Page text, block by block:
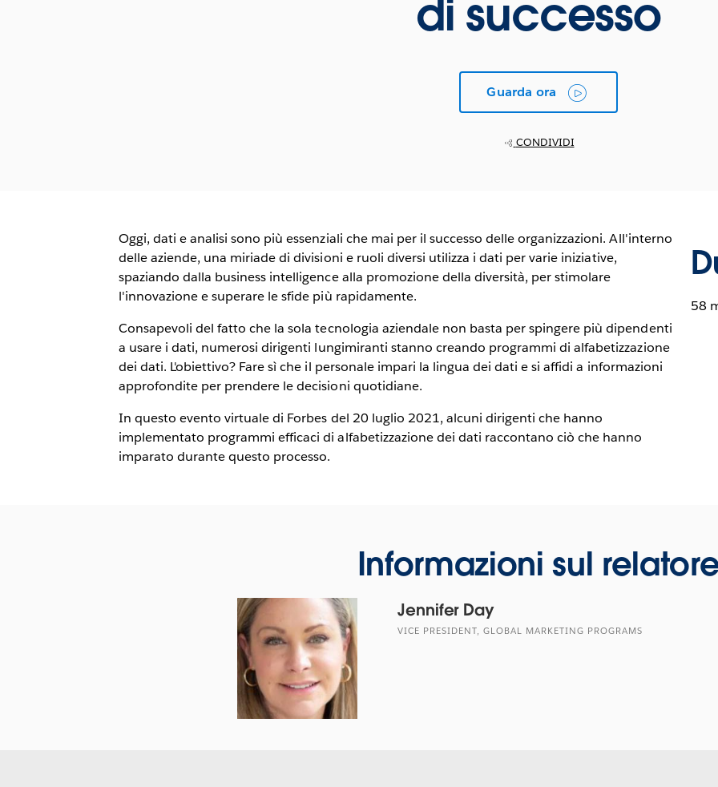
di successo
Guarda ora
CONDIVIDI
Oggi, dati e analisi sono più essenziali che mai per il successo delle organizzazioni. All'interno
delle aziende, una miriade di divisioni e ruoli diversi utilizza i dati per varie iniziative,
spaziando dalla business intelligence alla promozione della diversità, per stimolare
l'innovazione e superare le sfide più rapidamente.
Consapevoli del fatto che la sola tecnologia aziendale non basta per spingere più dipendenti
a usare i dati, numerosi dirigenti lungimiranti stanno creando programmi di alfabetizzazione
dei dati. L'obiettivo? Fare sì che il personale impari la lingua dei dati e si affidi a informazioni
approfondite per prendere le decisioni quotidiane.
In questo evento virtuale di Forbes del 20 luglio 2021, alcuni dirigenti che hanno
implementato programmi efficaci di alfabetizzazione dei dati raccontano ciò che hanno
imparato durante questo processo.
58
Informazioni sul
Jennifer Day
VICE PRESIDENT, GLOBAL MARKETING PROGRAMS